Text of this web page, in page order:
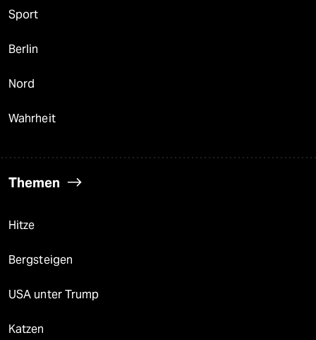
Sport
Berlin
Nord
Wahrheit
Themen
Hitze
Bergsteigen
USA unter Trump
Katzen